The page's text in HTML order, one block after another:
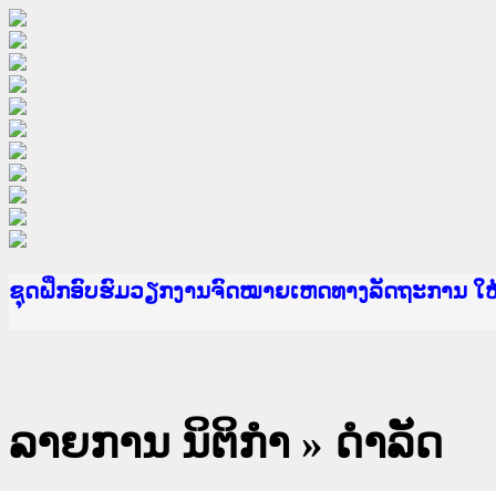
Ministry of Justice Lao PDR
ເຜີຍແຜ່ວັບໄຊຈົດໝາຍເຫດທາງລັດຖະການ ແລະ ແອັ
ກະຊວງຍຸຕິທຳ
ຊຸດຝຶກອົບຮົມວຽກງານຈົດໝາຍເຫດທາງລັດຖະການ
ກອງປະຊຸມທົບທວນຄືນການຈັດຕັ້ງປະຕິບັດວຽກງານຈົ
ຝຶກອົບຮົມ ຜູ່ປະສານງານວຽກງານຈົດໝາຍເຫດທາງລັ
ຝຶກອົບຮົມ ຜູ່ປະສານງານວຽກງານຈົດໝາຍເຫດທາງລັ
ເຜີຍແຜ່ແອັບກົດໝາຍລາວ ແລະ ເວັບໄຊຈົດໝາຍເຫດ
ເຜີຍແຜ່ແອັບກົດໝາຍລາວ ແລະ ເວັບໄຊຈົດໝາຍເຫດ
ຍົກລະດັບວຽກງານຈົດໝາຍເຫດທາງລັດຖະການໃຫ້ຜູ້
ຊຸດຝຶກອົບຮົມວຽກງານຈົດໝາຍເຫດທາງລັດຖະການ ໃ
ລາຍການ ນິຕິກໍາ » ດໍາລັດ